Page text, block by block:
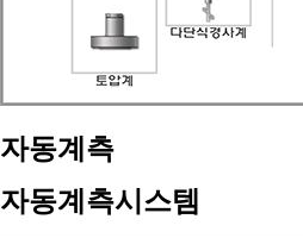
자동계측
자동계측시스템